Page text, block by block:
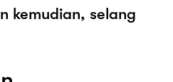
kemudian, selang